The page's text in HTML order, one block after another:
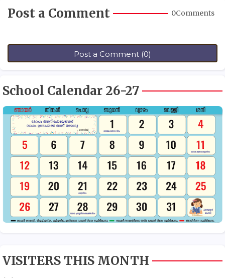
Post a Comment 0Comments
Post a Comment (0)
School Calendar 26-27
VISITERS THIS MONTH